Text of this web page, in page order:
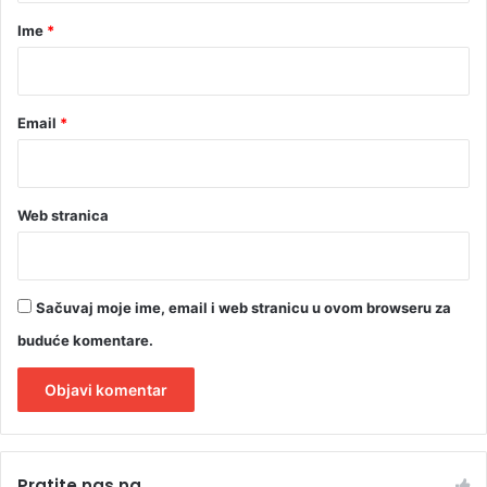
rIme *
Email *
Web stranica
Sačuvaj moje ime, email i web stranicu u ovom browseru za
buduće komentare.